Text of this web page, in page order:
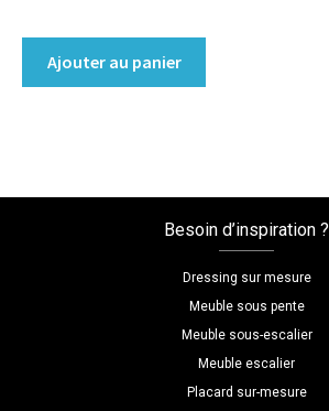
Ajouter au panier
Besoin d’inspiration ?
Dressing sur mesure
Meuble sous pente
Meuble sous-escalier
Meuble escalier
Placard sur-mesure